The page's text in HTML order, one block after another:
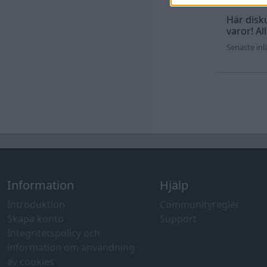
Här
varor!
Senaste
Information Hjälp